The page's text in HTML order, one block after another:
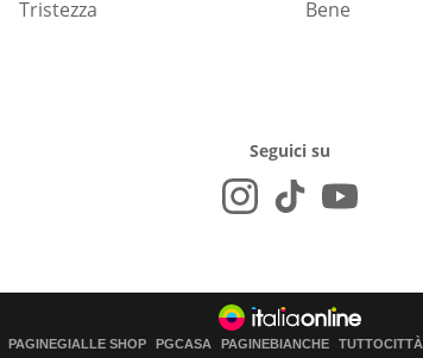
Tristezza
Bene
Seguici su
PAGINEGIALLE SHOP PGCASA PAGINEBIANCHE TUTTOCITTÀ